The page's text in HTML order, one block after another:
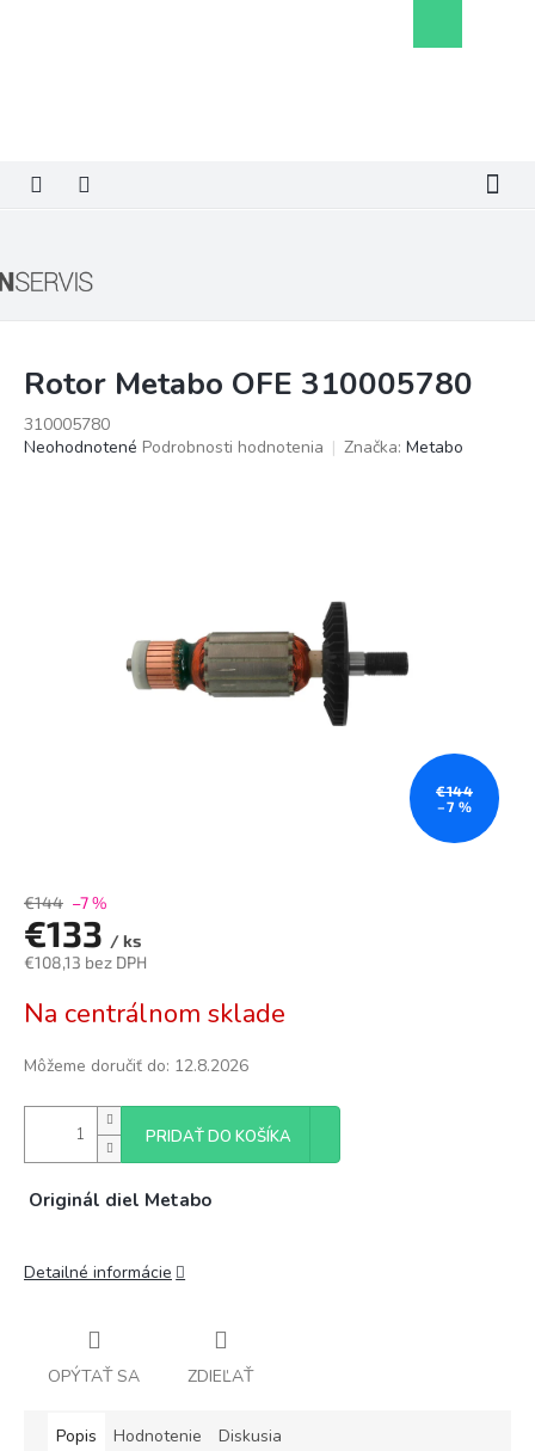
košík
Rotor Metabo OFE 310005780
310005780
Priemerné
Neohodnotené Podrobnosti hodnotenia Značka: Metabo
€144
–7 %
€144 –7 %
€133 / ks
€108,13 bez DPH
cena:
Na centrálnom sklade
Môžeme doručiť do: 12.8.2026
PRIDAŤ DO KOŠÍKA
Originál diel Metabo
Detailné informácie
OPÝTAŤ SA ZDIEĽAŤ
Popis Hodnotenie Diskusia